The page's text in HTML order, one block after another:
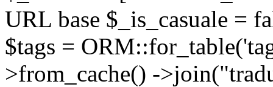
URL base $_is_casuale =
$tags =
>from_cache() -